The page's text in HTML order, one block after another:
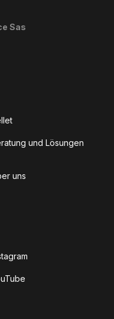
Sas
und Lösungen
uns